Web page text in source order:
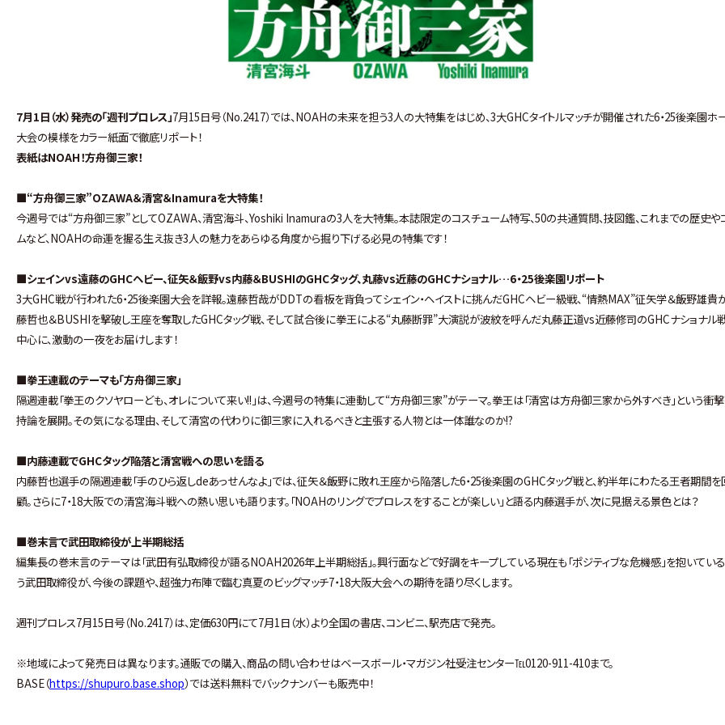
7月1日（水）発売の「週刊プロレス」7月15日号（No.2417）では、NOAHの未来を担う3人の大特集をはじめ、3大GHCタイトルマッチが開催された6・25後楽園ホ
大会の模様をカラー紙面で徹底リポート！
表紙はNOAH！方舟御三家！
■“方舟御三家”OZAWA＆清宮＆Inamuraを大特集！
今週号では“方舟御三家”としてOZAWA、清宮海斗、Yoshiki Inamuraの3人を大特集。本誌限定のコスチューム特写、50の共通質問、技図鑑、これまでの歴史や
ムなど、NOAHの命運を握る生え抜き3人の魅力をあらゆる角度から掘り下げる必見の特集です！
■シェインvs遠藤のGHCヘビー、征矢＆飯野vs内藤＆BUSHIのGHCタッグ、丸藤vs近藤のGHCナショナル…6・25後楽園リポート
3大GHC戦が行われた6・25後楽園大会を詳報。遠藤哲哉がDDTの看板を背負ってシェイン・ヘイストに挑んだGHCヘビー級戦、“情熱MAX”征矢学＆飯野雄貴
藤哲也＆BUSHIを撃破し王座を奪取したGHCタッグ戦、そして試合後に拳王による“丸藤断罪”大演説が波紋を呼んだ丸藤正道vs近藤修司のGHCナショナル
中心に、激動の一夜をお届けします！
■拳王連載のテーマも「方舟御三家」
隔週連載「拳王のクソヤローども、オレについて来い!!」は、今週号の特集に連動して“方舟御三家”がテーマ。拳王は「清宮は方舟御三家から外すべき」という衝
持論を展開。その気になる理由、そして清宮の代わりに御三家に入れるべきと主張する人物とは一体誰なのか!?
■内藤連載でGHCタッグ陥落と清宮戦への思いを語る
内藤哲也選手の隔週連載「手のひら返しdeあっせんなよ」では、征矢＆飯野に敗れ王座から陥落した6・25後楽園のGHCタッグ戦と、約半年にわたる王者期間を
顧。さらに7・18大阪での清宮海斗戦への熱い思いも語ります。「NOAHのリングでプロレスをすることが楽しい」と語る内藤選手が、次に見据える景色とは？
■巻末言で武田取締役が上半期総括
編集長の巻末言のテーマは「武田有弘取締役が語るNOAH2026年上半期総括」。興行面などで好調をキープしている現在も「ポジティブな危機感」を抱いてい
う武田取締役が、今後の課題や、超強力布陣で臨む真夏のビッグマッチ7・18大阪大会への期待を語り尽くします。
週刊プロレス7月15日号（No.2417）は、定価630円にて7月1日（水）より全国の書店、コンビニ、駅売店で発売。
※地域によって発売日は異なります。通販での購入、商品の問い合わせはベースボール・マガジン社受注センター℡0120-911-410まで。
BASE（https://shupuro.base.shop）では送料無料でバックナンバーも販売中！